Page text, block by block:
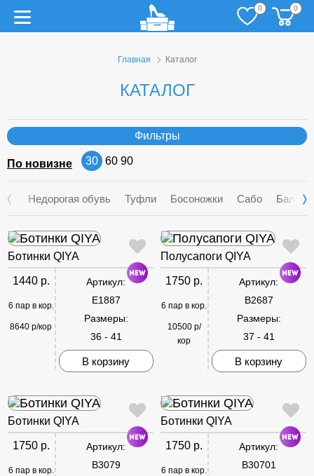
0 0
Главная Каталог
КАТАЛОГ
Фильтры
По новизне 30 60 90
Недорогая обувь Туфли Босоножки Сабо
Ботинки QIYA
1440 р.
6 пар в кор.
8640 р/кор
Артикул:
E1887
Размеры:
36 - 41
В корзину
Полусапоги QIYA
1750 р.
6 пар в кор.
10500 р/
кор
Артикул:
B2687
Размеры:
37 - 41
В корзину
Ботинки QIYA
1750 р.
6 пар в кор.
Артикул:
B3079
Ботинки QIYA
1750 р.
6 пар в кор.
Артикул:
B30701